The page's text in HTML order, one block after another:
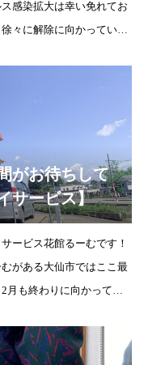
感染拡大は幸い免れてお
々に解除に向かっていま
がお待ちして
サービス】
ービス花館るーむです！
がある大仙市ではここ最
月も終わりに向かってい